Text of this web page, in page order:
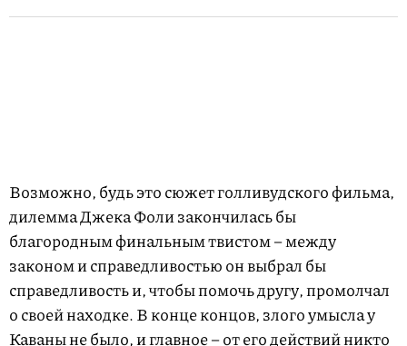
Возможно, будь это сюжет голливудского фильма,
дилемма Джека Фоли закончилась бы
благородным финальным твистом – между
законом и справедливостью он выбрал бы
справедливость и, чтобы помочь другу, промолчал
о своей находке. В конце концов, злого умысла у
Каваны не было, и главное – от его действий никто